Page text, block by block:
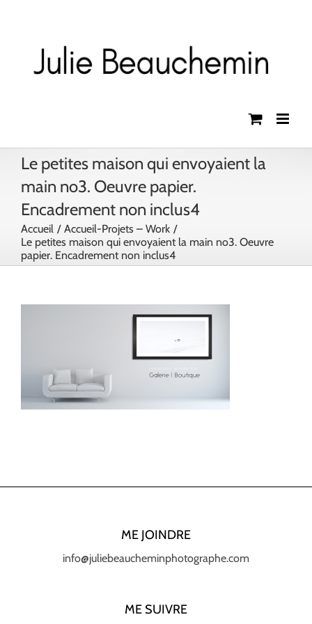
Le petites maison qui envoyaient la
main no3. Oeuvre papier.
Encadrement non inclus4
Accueil
Accueil-Projets – Work
Le petites maison qui envoyaient la main no3. Oeuvre
papier. Encadrement non inclus4
ME JOINDRE
info@juliebeaucheminphotographe.com
ME SUIVRE